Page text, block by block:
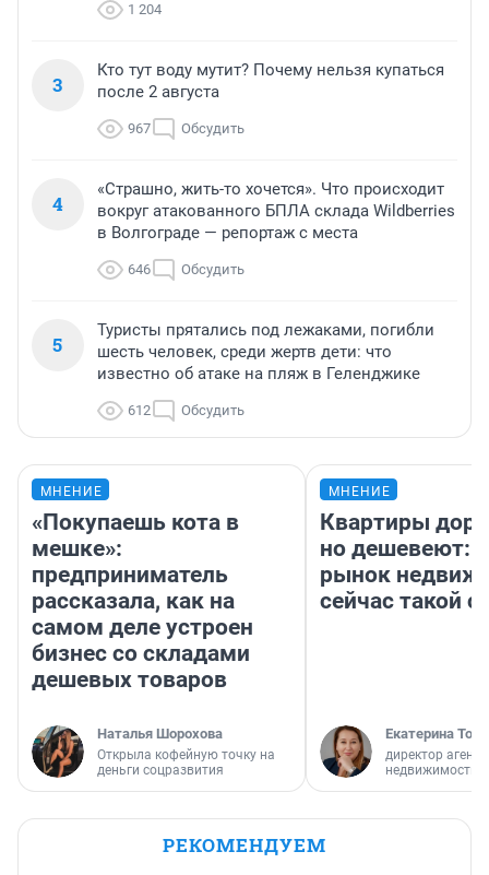
1 204
3
Кто тут воду мутит? Почему нельзя купаться
после 2 августа
967 Обсудить
4
«Страшно, жить-то хочется». Что происходит
вокруг атакованного БПЛА склада Wildberries
в Волгограде — репортаж с места
646 Обсудить
5
Туристы прятались под лежаками, погибли
шесть человек, среди жертв дети: что
известно об атаке на пляж в Геленджике
612 Обсудить
МНЕНИЕ
«Покупаешь кота в
мешке»:
предприниматель
рассказала, как на
самом деле устроен
бизнес со складами
дешевых товаров
Наталья Шорохова
Открыла кофейную точку на
деньги соцразвития
МНЕНИЕ
Квартиры
но дешевеют:
рынок
сейчас такой
Екатерина
директор
недвижимости
РЕКОМЕНДУЕМ